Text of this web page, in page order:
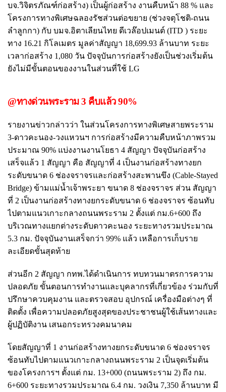
บจ.วิจิตรภัณฑ์ก่อสร้าง) เป็นผู้ก่อสร้าง งานคืบหน้า 88 % และ
โครงการทางพิเศษฉลองรัชส่วนต่อขยาย (ช่วงจตุโชติ-ถนน
ลำลูกกา) กับ บมจ.อิตาเลียนไทย ดีเวล๊อปเมนต์ (ITD ) ระยะ
ทาง 16.21 กิโลเมตร มูลค่าสัญญา 18,699.93 ล้านบาท ระยะ
เวลาก่อสร้าง 1,080 วัน ปัจจุบันการก่อสร้างยังเป็นช่วงเริ่มต้น
ยังไม่มีขั้นตอนของงานในส่วนที่ใช้ LG
@ทางด่วนพระราม 3 คืบแล้ว 90%
รายงานข่าวกล่าวว่า ในส่วนโครงการทางพิเศษสายพระราม
3-ดาวคะนอง-วงแหวนฯ การก่อสร้างมีความคืบหน้าภาพรวม
ประมาณ 90% แบ่งงานงานโยธา 4 สัญญา ปัจจุบันก่อสร้าง
เสร็จแล้ว 1 สัญญา คือ สัญญาที่ 4 เป็นงานก่อสร้างทางยก
ระดับขนาด 6 ช่องจราจรและก่อสร้างสะพานขึง (Cable-Stayed
Bridge) ข้ามแม่น้ำเจ้าพระยา ขนาด 8 ช่องจราจร ส่วน สัญญา
ที่ 2 เป็นงานก่อสร้างทางยกระดับขนาด 6 ช่องจราจร ซ้อนทับ
ไปตามแนวเกาะกลางถนนพระราม 2 ตั้งแต่ กม.6+600 ถึง
บริเวณทางแยกต่างระดับดาวคะนอง ระยะทางรวมประมาณ
5.3 กม. ปัจจุบันงานเสร็จกว่า 99% แล้ว เหลือการเก็บราย
ละเอียดขั้นสุดท้าย
ส่วนอีก 2 สัญญา กทพ.ได้ดำเนินการ ทบทวนมาตรการความ
ปลอดภัย ขั้นตอนการทำงานและบุคลากรที่เกี่ยวข้อง ร่วมกับที่
ปรึกษาควบคุมงาน และตรวจสอบ อุปกรณ์ เครื่องมือต่างๆ ที่
ติดตั้ง เพื่อความปลอดภัยสูงสุดของประชาชนผู้ใช้เส้นทางและ
ผู้ปฏิบัติงาน เสนอกระทรวงคมนาคม
โดยสัญญาที่ 1 งานก่อสร้างทางยกระดับขนาด 6 ช่องจราจร
ซ้อนทับไปตามแนวเกาะกลางถนนพระราม 2 เป็นจุดเริ่มต้น
ของโครงการฯ ตั้งแต่ กม. 13+000 (ถนนพระราม 2) ถึง กม.
6+600 ระยะทางรวมประมาณ 6.4 กม. วงเงิน 7,350 ล้านบาท มี